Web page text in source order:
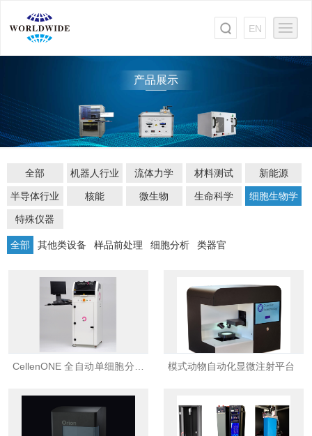
EN
产品展示
全部 机器人行业 流体力学 材料测试 新能源
半导体行业 核能 微生物 生命科学 细胞生物学
特殊仪器
全部 其他类设备 样品前处理 细胞分析 类器官
CellenONE 全自动单细胞分选
模式动物自动化显微注射平台